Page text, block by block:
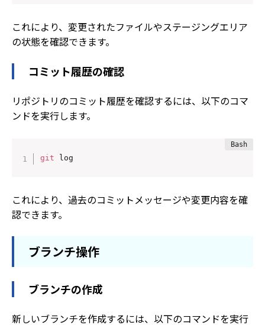
これにより、変更されたファイルやステージングエリア
の状態を確認できます。
コミット履歴の確認
リポジトリのコミット履歴を確認するには、以下のコマ
ンドを実行します。
git log
これにより、過去のコミットメッセージや変更内容を確
認できます。
ブランチ操作
ブランチの作成
新しいブランチを作成するには、以下のコマンドを実行